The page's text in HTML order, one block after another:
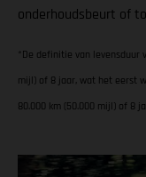
onderhoudsbeurt of
*De definitie van levensduur
mijl) of 8 jaar, wat het eerst
80.000 km (50.000 mijl) of 8